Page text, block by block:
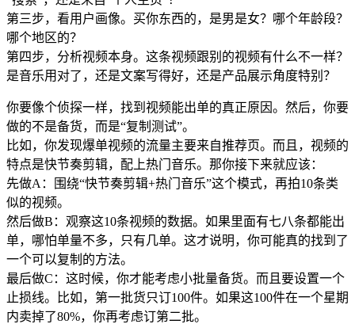
第三步，看用户画像。买你东西的，是男是女？哪个年龄段？
哪个地区的？
第四步，分析视频本身。这条视频跟别的视频有什么不一样？
是音乐用对了，还是文案写得好，还是产品展示角度特别？
你要像个侦探一样，找到视频能出单的真正原因。然后，你要
做的不是备货，而是“复制测试”。
比如，你发现爆单视频的流量主要来自推荐页。而且，视频的
特点是快节奏剪辑，配上热门音乐。那你接下来就应该：
先做A：围绕“快节奏剪辑+热门音乐”这个模式，再拍10条类
似的视频。
然后做B：观察这10条视频的数据。如果里面有七八条都能出
单，哪怕单量不多，只有几单。这才说明，你可能真的找到了
一个可以复制的方法。
最后做C：这时候，你才能考虑小批量备货。而且要设置一个
止损线。比如，第一批货只订100件。如果这100件在一个星期
内卖掉了80%，你再考虑订第二批。